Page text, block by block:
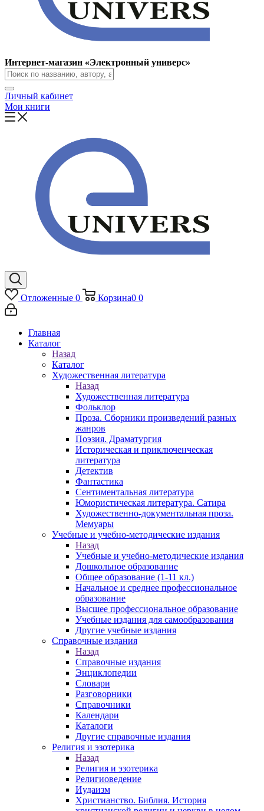
Интернет-магазин «Электронный универс»
Личный кабинет
Мои книги
Отложенные 0 Корзина0 0
Главная
Каталог
Назад
Каталог
Художественная литература
Назад
Художественная литература
Фольклор
Проза. Сборники произведений разных
жанров
Поэзия. Драматургия
Историческая и приключенческая
литература
Детектив
Фантастика
Сентиментальная литература
Юмористическая литература. Сатира
Художественно-документальная проза.
Мемуары
Учебные и учебно-методические издания
Назад
Учебные и учебно-методические издания
Дошкольное образование
Общее образование (1-11 кл.)
Начальное и среднее профессиональное
образование
Высшее профессиональное образование
Учебные издания для самообразования
Другие учебные издания
Справочные издания
Назад
Справочные издания
Энциклопедии
Словари
Разговорники
Справочники
Календари
Каталоги
Другие справочные издания
Религия и эзотерика
Назад
Религия и эзотерика
Религиоведение
Иудаизм
Христианство. Библия. История